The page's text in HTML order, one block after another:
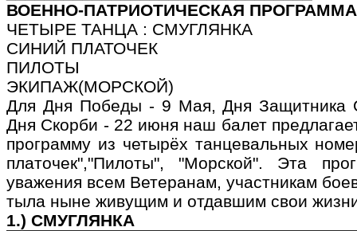
ВОЕННО-ПАТРИОТИЧЕСКАЯ ПРОГРАММА
ЧЕТЫРЕ ТАНЦА : СМУГЛЯНКА
СИНИЙ ПЛАТОЧЕК
ПИЛОТЫ
ЭКИПАЖ(МОРСКОЙ)
Для Дня Победы - 9 Мая, Дня Защитника
Дня Скорби - 22 июня наш балет
программу из четырёх танцевальных
платочек","Пилоты", "Морской". Эта
уважения всем Ветеранам, участникам
тыла ныне живущим и отдавшим свои
1.) СМУГЛЯНКА